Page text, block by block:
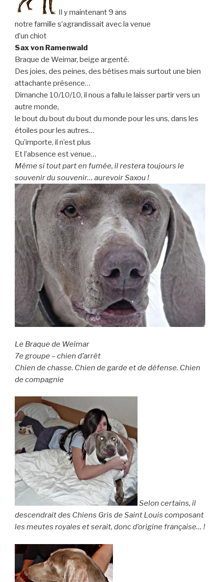
Il y maintenant 9 ans
notre famille s’agrandissait avec la venue
d’un chiot
Sax von Ramenwald
Braque de Weimar, beige argenté.
Des joies, des peines, des bêtises mais surtout une bien
attachante présence…
Dimanche 10/10/10, il nous a fallu le laisser partir vers un
autre monde,
le bout du bout du bout du monde pour les uns, dans les
étoiles pour les autres…
Qu’importe, il n’est plus
Et l’absence est venue…
Même si tout part en fumée, il restera toujours le
souvenir du souvenir… aurevoir Saxou !
Le Braque de Weimar
7e groupe – chien d’arrêt
Chien de chasse. Chien de garde et de défense. Chien
de compagnie
Selon certains, il
descendrait des Chiens Gris de Saint Louis composant
les meutes royales et serait, donc d’origine française… !